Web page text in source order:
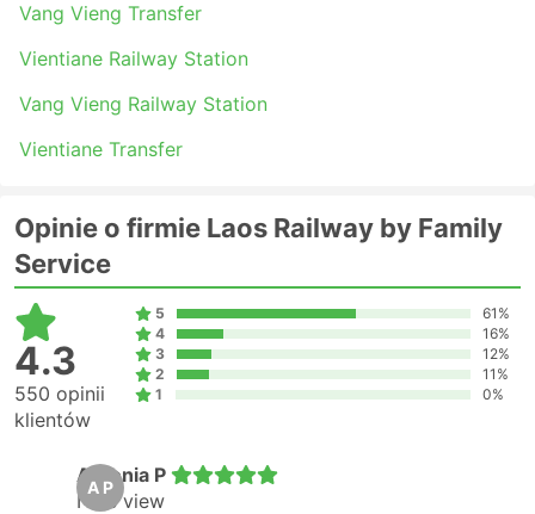
Vang Vieng Transfer
Vientiane Railway Station
Vang Vieng Railway Station
Vientiane Transfer
Opinie o firmie Laos Railway by Family
Service
A P
Antonia P
Nice view
4.3
550 opinii
klientów
5
61%
4
16%
3
12%
2
11%
1
0%